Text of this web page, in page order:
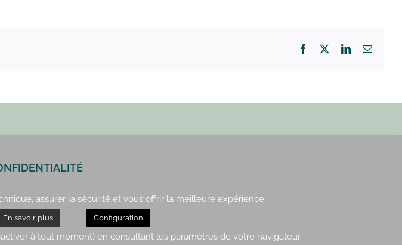
Facebook LinkedInEmail
– Mentions légales & politique de confidentialité– Plan du site
assurer la sécurité et vous offrir la meilleure expérience
En savoir plus Configuration
à tout moment) en consultant les paramètres de votre navigateur.